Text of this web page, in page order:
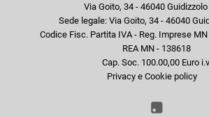
Via Goito, 34 - 46040
Sede legale: Via Goito, 34 - 46040
Codice Fisc. Partita IVA - Reg. Imprese
REA MN - 138618
Cap. Soc. 100.00,00 Euro
Privacy e Cookie policy